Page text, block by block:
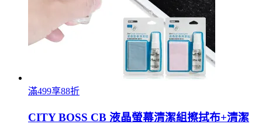
滿499享88折
CITY BOSS CB 液晶螢幕清潔組擦拭布+清潔